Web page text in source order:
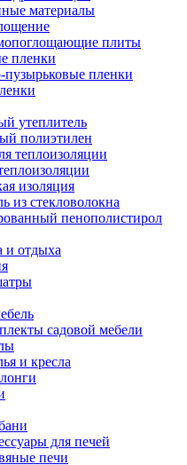
материалы
плиты
пленки
пленки
утеплитель
полиэтилен
теплоизоляции
изоляция
из стекловолокна
пенополистирол
и отдыха
садовой мебели
и кресла
для печей
печи